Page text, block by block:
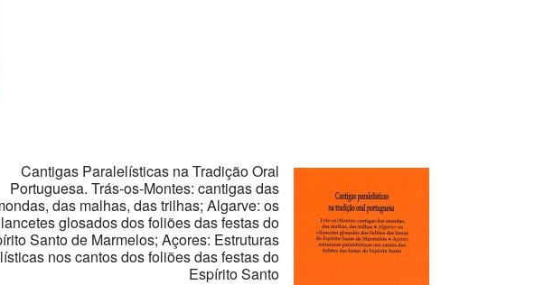
Cantigas Paralelísticas na Tradição Oral
Portuguesa. Trás-os-Montes: cantigas das
das malhas, das trilhas; Algarve: os
glosados dos foliões das festas do
Santo de Marmelos; Açores: Estruturas
nos cantos dos foliões das festas do
Espírito Santo